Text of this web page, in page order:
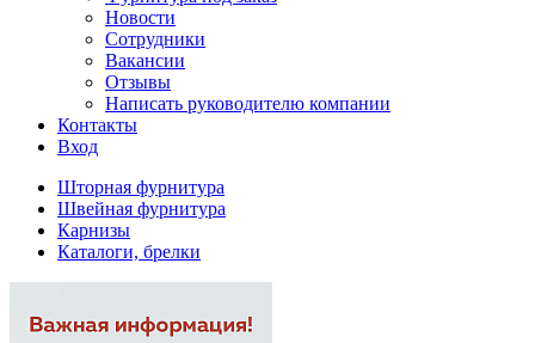
Новости
Сотрудники
Вакансии
Отзывы
Написать руководителю компании
Контакты
Вход
Шторная фурнитура
Швейная фурнитура
Карнизы
Каталоги, брелки